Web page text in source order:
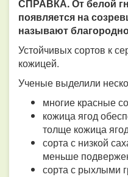
СПРАВКА. От белой
появляется на
называют
Устойчивых сортов к
кожицей.
Ученые выделили
многие красные
кожица ягод
толще кожица
сорта с низкой
меньше
сорта с рыхлыми